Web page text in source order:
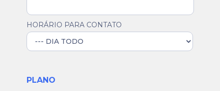
HORÁRIO PARA CONTATO
PLANO